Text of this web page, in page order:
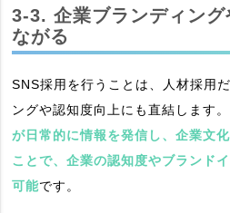
3-3. 企業ブランディング
ながる
SNS採用を行うことは、人材採用
ングや認知度向上にも直結します。
が日常的に情報を発信し、企業文
ことで、企業の認知度やブランド
可能です。